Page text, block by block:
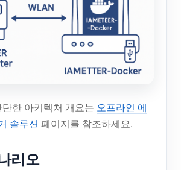
한 아키텍처 개요는 오프라인 에
솔루션 페이지를 참조하세요.
리오